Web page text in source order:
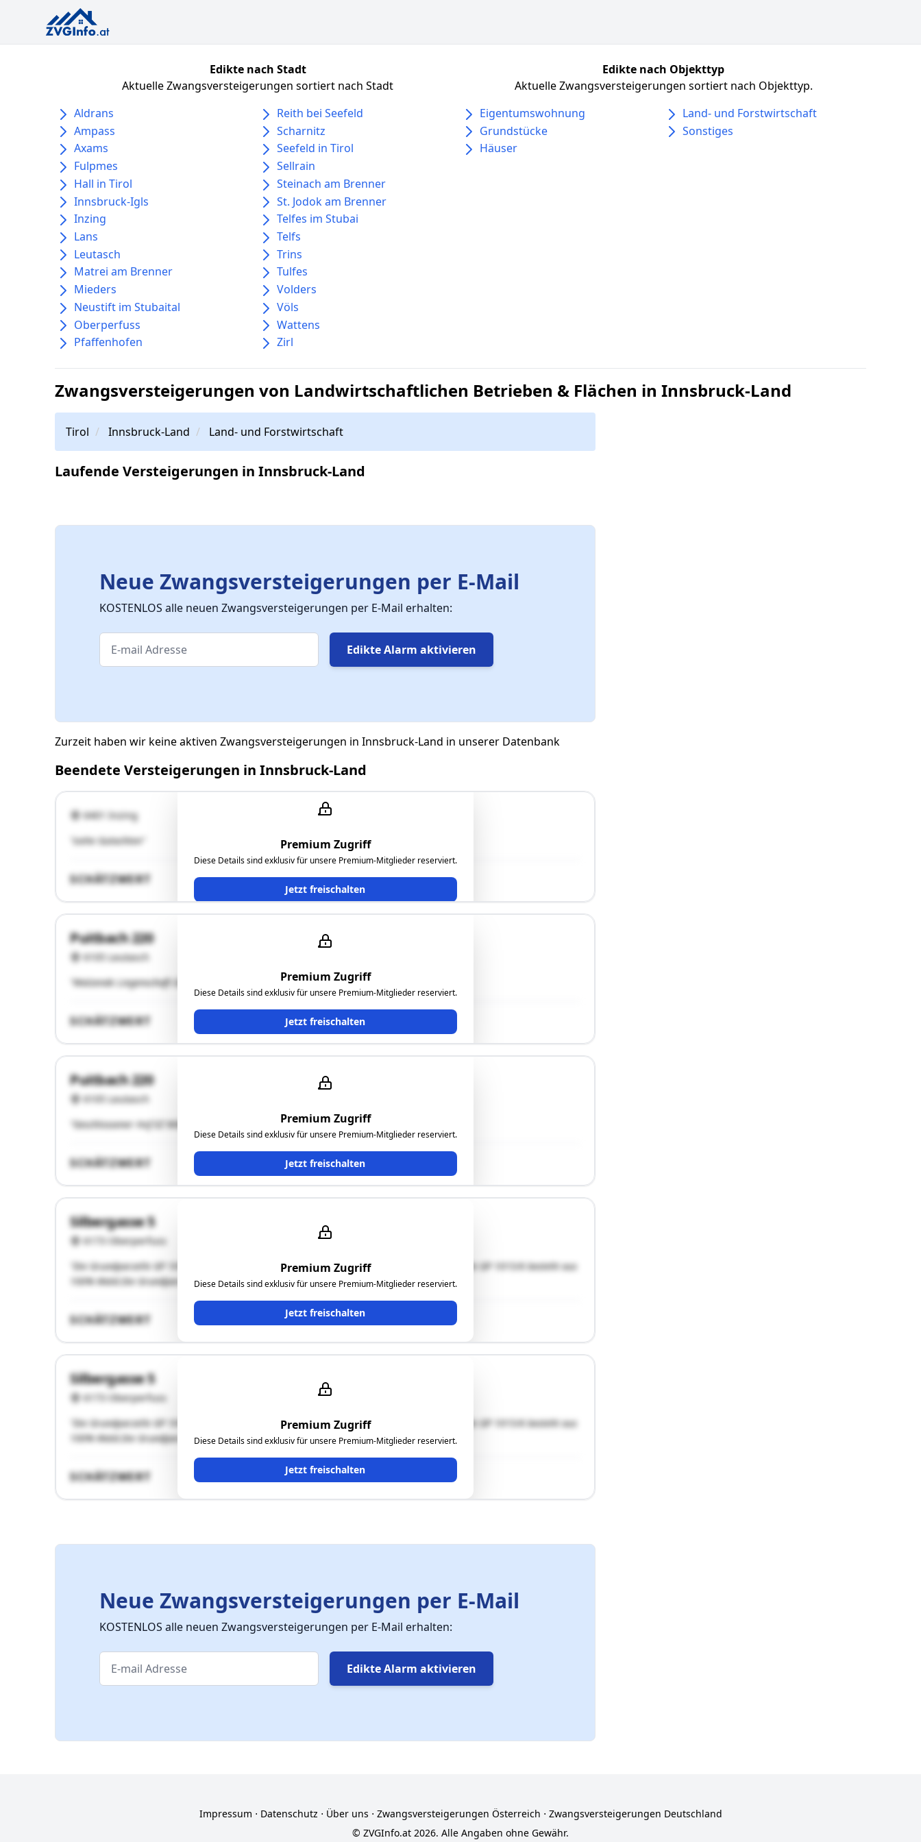
Edikte nach Stadt
Aktuelle Zwangsversteigerungen sortiert nach Stadt
Aldrans
Ampass
Axams
Fulpmes
Hall in Tirol
Innsbruck-Igls
Inzing
Lans
Leutasch
Matrei am Brenner
Mieders
Neustift im Stubaital
Oberperfuss
Pfaffenhofen
Reith bei Seefeld
Scharnitz
Seefeld in Tirol
Sellrain
Steinach am Brenner
St. Jodok am Brenner
Telfes im Stubai
Telfs
Trins
Tulfes
Volders
Völs
Wattens
Zirl
Edikte nach Objekttyp
Aktuelle Zwangsversteigerungen sortiert nach Objekttyp.
Eigentumswohnung
Grundstücke
Häuser
Land- und Forstwirtschaft
Sonstiges
Zwangsversteigerungen von Landwirtschaftlichen Betrieben & Flächen in Innsbruck-Land
Tirol Innsbruck-Land Land- und Forstwirtschaft
Laufende Versteigerungen in Innsbruck-Land
Neue Zwangsversteigerungen per E-Mail
KOSTENLOS alle neuen Zwangsversteigerungen per E-Mail erhalten:
Edikte Alarm aktivieren
Zurzeit haben wir keine aktiven Zwangsversteigerungen in Innsbruck-Land in unserer Datenbank
Beendete Versteigerungen in Innsbruck-Land
Premium Zugriff
Diese Details sind exklusiv für unsere Premium-Mitglieder reserviert.
Jetzt freischalten
6401 Inzing
"siehe Gutachten"
SCHÄTZWERT
Premium Zugriff
Diese Details sind exklusiv für unsere Premium-Mitglieder reserviert.
Jetzt freischalten
Puitbach 220
6105 Leutasch
"Walzende Liegenschaft EZ 171 KG Leutasch,"
SCHÄTZWERT
Premium Zugriff
Diese Details sind exklusiv für unsere Premium-Mitglieder reserviert.
Jetzt freischalten
Puitbach 220
6105 Leutasch
"Geschlossener Hof EZ 90066, KG Leutasch, vulgo Hairach,"
SCHÄTZWERT
Premium Zugriff
Diese Details sind exklusiv für unsere Premium-Mitglieder reserviert.
Jetzt freischalten
Silbergasse 5
6173 Oberperfuss
"Die Grundparzelle GP 1014/37 besteht aus 90% Alpen- und 10% Waldanteil.Die Grundparzelle GP 1015/6 besteht aus
100% Wald.Die Grundparzelle GP 1016/37 besteht aus 97% Waldanteil und 3% Alpenanteil."
SCHÄTZWERT
Premium Zugriff
Diese Details sind exklusiv für unsere Premium-Mitglieder reserviert.
Jetzt freischalten
Silbergasse 5
6173 Oberperfuss
"Die Grundparzelle GP 1014/37 besteht aus 90% Alpen- und 10% Waldanteil.Die Grundparzelle GP 1015/6 besteht aus
100% Wald.Die Grundparzelle GP 1016/37 besteht aus 97% Waldanteil und 3% Alpenanteil."
SCHÄTZWERT
Neue Zwangsversteigerungen per E-Mail
KOSTENLOS alle neuen Zwangsversteigerungen per E-Mail erhalten:
Edikte Alarm aktivieren
Impressum ⋅ Datenschutz ⋅ Über uns ⋅ Zwangsversteigerungen Österreich ⋅ Zwangsversteigerungen Deutschland
© ZVGInfo.at 2026. Alle Angaben ohne Gewähr.